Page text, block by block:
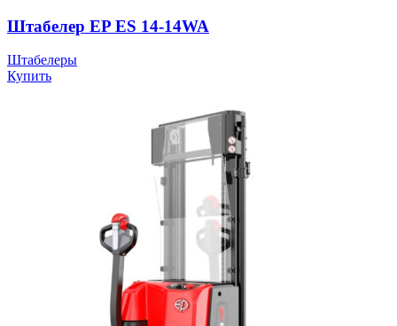
Штабелер EP ES 14-14WA
Штабелеры
Купить